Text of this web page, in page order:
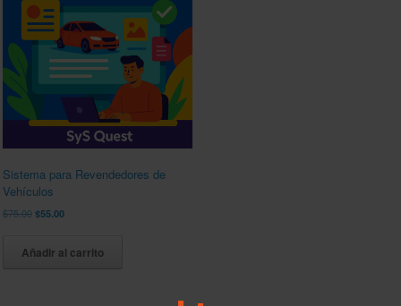
Sistema para Revendedores de
Vehículos
$75.00El
era:
$55.00El
es:
Añadir al carrito